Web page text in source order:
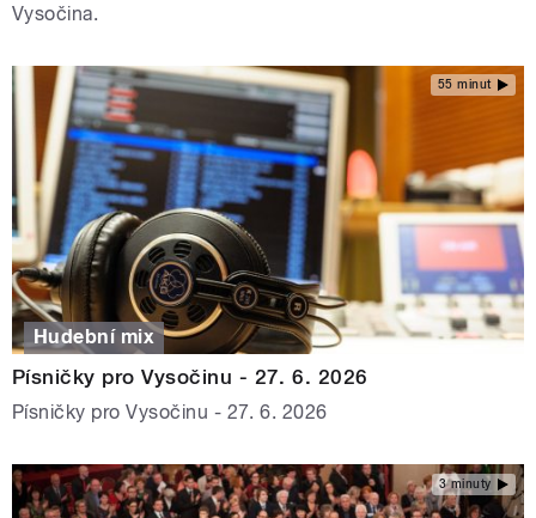
Vysočina.
55 minut
Hudební mix
Písničky pro Vysočinu - 27. 6. 2026
Písničky pro Vysočinu - 27. 6. 2026
3 minuty